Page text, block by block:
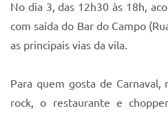
No dia 3, das 12h30 às 18h,
com saída do Bar do Campo
as principais vias da vila.
Para quem gosta de
rock, o restaurante e